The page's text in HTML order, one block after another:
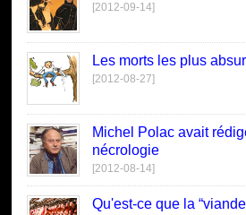
[2012-09-14]
Les morts les plus
[2012-08-27]
Michel Polac avait
nécrologie
[2012-08-14]
Qu'est-ce que la